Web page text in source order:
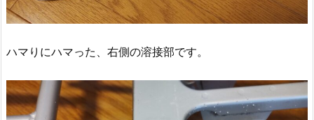
ハマりにハマった、右側の溶接部です。